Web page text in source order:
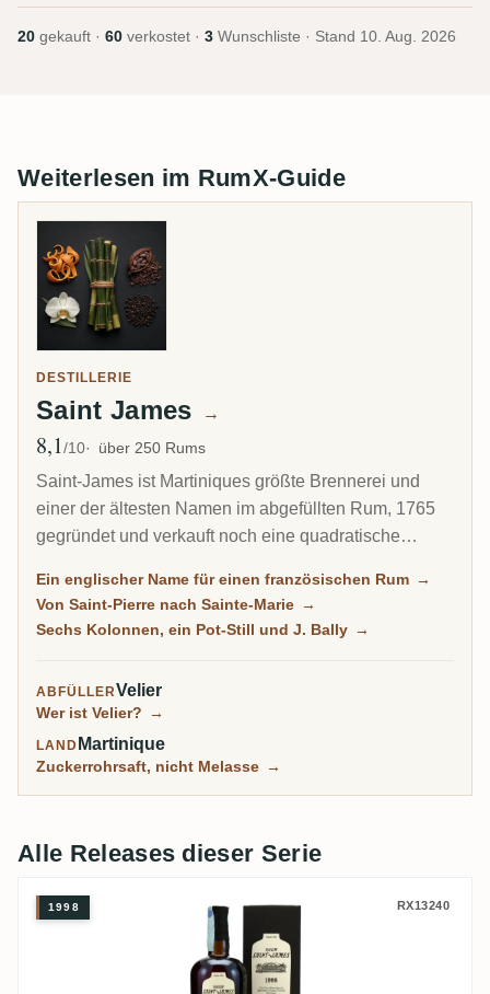
20 gekauft · 60 verkostet · 3 Wunschliste · Stand 10. Aug. 2026
Weiterlesen im RumX-Guide
DESTILLERIE
Saint James →
Ø Bewertung
8,1/10 über 250 Rums
Saint-James ist Martiniques größte Brennerei und
einer der ältesten Namen im abgefüllten Rum, 1765
gegründet und verkauft noch eine quadratische
hält den größten Bestand gereiften Rhums in den
beliebtesten Martinique-Rums auf RumX.
Ein englischer Name für einen französischen Rum →
Von Saint-Pierre nach Sainte-Marie →
Sechs Kolonnen, ein Pot-Still und J. Bally →
ABFÜLLERVelier
Wer ist Velier? →
LAND Martinique
Zuckerrohrsaft, nicht Melasse →
Alle Releases dieser Serie
Velier Saint James Sélection exclusive
1998 RX13240